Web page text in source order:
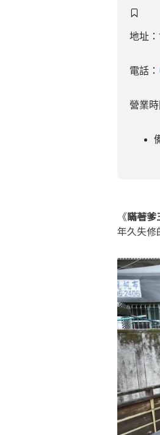
地址
電話：
營業
《瞞著爹
年久失修